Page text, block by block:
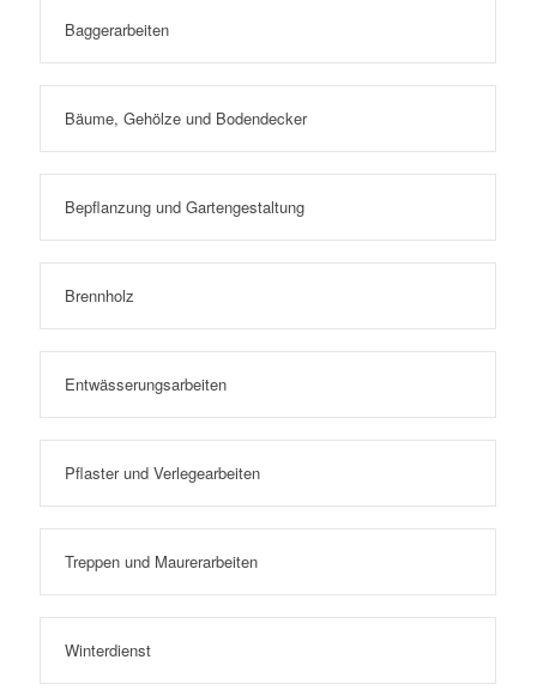
Baggerarbeiten
Bäume, Gehölze und Bodendecker
Bepflanzung und Gartengestaltung
Brennholz
Entwässerungsarbeiten
Pflaster und Verlegearbeiten
Treppen und Maurerarbeiten
Winterdienst